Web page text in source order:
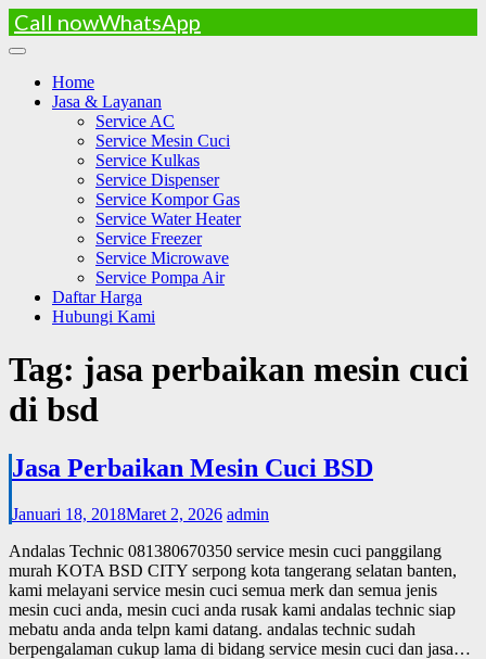
Call nowWhatsApp
Skip
contentHome
Jasa & Layanan
Service AC
Service Mesin Cuci
Service Kulkas
Service Dispenser
Service Kompor Gas
Service Water Heater
Service Freezer
Service Microwave
Service Pompa Air
Daftar Harga
Hubungi Kami
Tag: jasa perbaikan mesin cuci
di bsd
Jasa Perbaikan Mesin Cuci BSD
Januari 18, 2018Maret 2, 2026 admin
Andalas Technic 081380670350 service mesin cuci panggilang
murah KOTA BSD CITY serpong kota tangerang selatan banten,
kami melayani service mesin cuci semua merk dan semua jenis
mesin cuci anda, mesin cuci anda rusak kami andalas technic siap
mebatu anda anda telpn kami datang. andalas technic sudah
berpengalaman cukup lama di bidang service mesin cuci dan jasa…